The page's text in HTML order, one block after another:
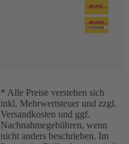
* Alle Preise verstehen sich
inkl. Mehrwertsteuer und zzgl.
Versandkosten und ggf.
Nachnahmegebühren, wenn
nicht anders beschrieben. Im